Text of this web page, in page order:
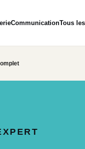
CommunicationTous